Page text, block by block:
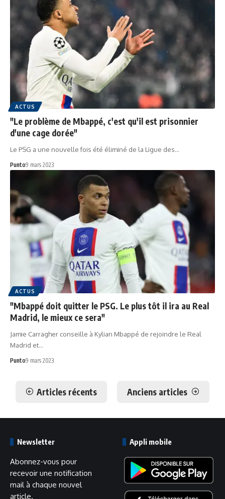
ACTUS
"Le problème de Mbappé, c'est qu'il est prisonnier
d'une cage dorée"
Le PSG a une nouvelle fois été éliminé de la Ligue des…
Punto9 mars 2023
ACTUS
"Mbappé doit quitter le PSG. Le plus tôt il ira au Real
Madrid, le mieux ce sera"
Jamie Carragher conseille à Kylian Mbappé de rejoindre le Real
Madrid et…
Punto9 mars 2023
Articles récents Anciens articles
Newsletter
Abonnez-vous pour
recevoir une notification
mail à chaque nouvel
article.
Appli mobile